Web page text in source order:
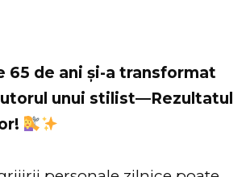
65 de ani și-a transformat
unui stilist—Rezultatul